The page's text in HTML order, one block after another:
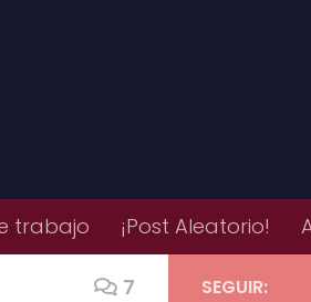
trabajo ¡Post Aleatorio!
7 SEGUIR: